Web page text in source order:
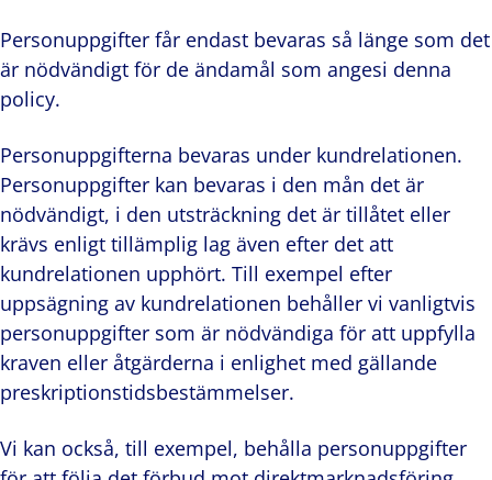
Personuppgifter får endast bevaras så länge som det
är nödvändigt för de ändamål som angesi denna
policy.
Personuppgifterna bevaras under kundrelationen.
Personuppgifter kan bevaras i den mån det är
nödvändigt, i den utsträckning det är tillåtet eller
krävs enligt tillämplig lag även efter det att
kundrelationen upphört. Till exempel efter
uppsägning av kundrelationen behåller vi vanligtvis
personuppgifter som är nödvändiga för att uppfylla
kraven eller åtgärderna i enlighet med gällande
preskriptionstidsbestämmelser.
Vi kan också, till exempel, behålla personuppgifter